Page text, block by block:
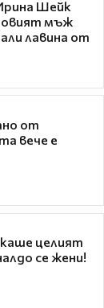
Шейк
мъж
лавина от
от
вече е
целият
се жени!